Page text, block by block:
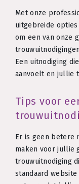
Met onze
uitgebreide
om een van onze
Een uitnodiging
aanvoelt en jullie
Tips voor
Er is geen betere
maken voor jullie
trouwuitnodiging
standaard